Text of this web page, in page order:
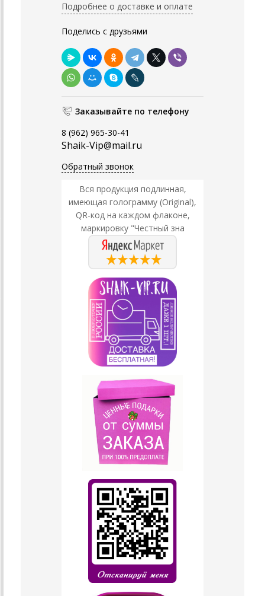
Подробнее о доставке и оплате
Поделись с друзьями
Заказывайте по телефону
8 (962) 965-30-41
Shaik-Vip@mail.ru
Обратный звонок
Вся продукция подлинная,
имеющая голограмму (Original),
QR-код на каждом флаконе,
маркировку "Честный зна